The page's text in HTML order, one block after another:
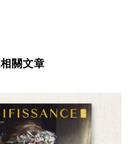
相關文章